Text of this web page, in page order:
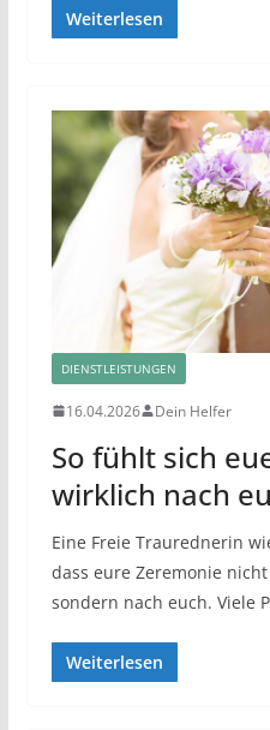
Weiterlesen
DIENSTLEISTUNGEN
16.04.2026 Dein Helfer
So fühlt sich
wirklich nach
Eine Freie Traurednerin
dass eure Zeremonie
sondern nach euch. Viele
Weiterlesen